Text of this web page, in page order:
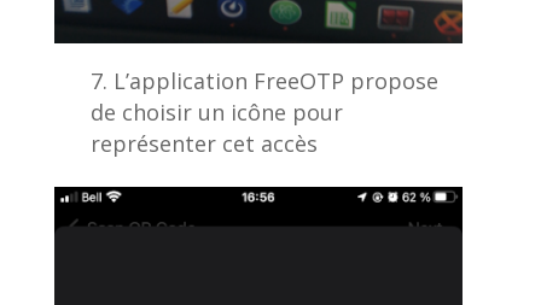
L’application FreeOTP propose
de choisir un icône pour
représenter cet accès